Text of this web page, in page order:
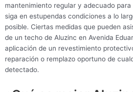
mantenimiento regular y adecuado
siga en estupendas condiciones a lo
posible. Ciertas medidas que pueden
de un techo de Aluzinc en Avenida
aplicación de un revestimiento
reparación o remplazo oportuno de
detectado.